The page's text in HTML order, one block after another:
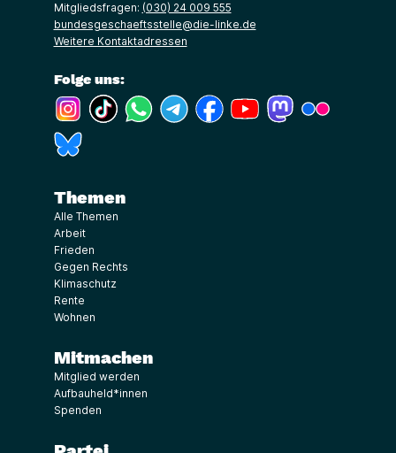
Mitgliedsfragen: (030) 24 009 555
bundesgeschaeftsstelle@die-linke.de
Weitere Kontaktadressen
Folge uns:
(Link öffnet ein neues Fenster)
(Link öffnet ein neues Fenster)
(Link öffnet ein neues Fenster)
(Link öffnet ein neues Fenster)
(Link öffnet ein neues Fenster)
(Link öffnet ein neues
(Link öffnet ein
Themen
Alle Themen
Arbeit
Frieden
Gegen Rechts
Klimaschutz
Rente
Wohnen
Mitmachen
Mitglied werden
Aufbauheld*innen
Spenden